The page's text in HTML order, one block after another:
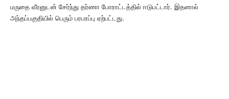
மருதை வீரனுடன் சேர்ந்து தர்ணா போராட்டத்தில் ஈடுபட்டார். இதனால்
அந்தப்பகுதியில் பெரும் பரபரப்பு ஏற்பட்டது.